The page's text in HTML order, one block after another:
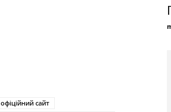
офіційний сайт